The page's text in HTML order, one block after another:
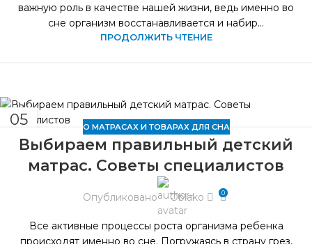
важную роль в качестве нашей жизни, ведь именно во
сне организм восстанавливается и набир...
ПРОДОЛЖИТЬ ЧТЕНИЕ
05 О МАТРАСАХ И ТОВАРАХ ДЛЯ СНА
Выбираем правильный детский
матрас. Советы специалистов
Опубликовано Oblako 0
Все активные процессы роста организма ребенка
происходят именно во сне. Погружаясь в страну грез,